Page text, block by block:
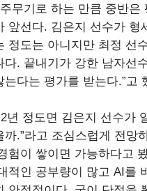
무기로 하는 만큼 중반은
앞선다. 김은지 선수가 형
정도는 아니지만 최정 선
다. 끝내기가 강한 남자선
는다는 평가를 받는다.”고
년 정도면 김은지 선수가
까.”라고 조심스럽게 전망
험이 쌓이면 가능하다고
적인 공부량이 많고 AI를